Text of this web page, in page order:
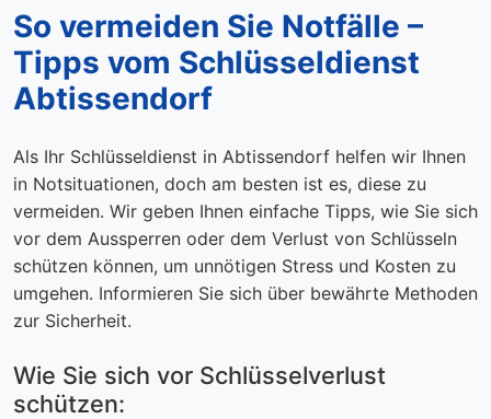
So vermeiden Sie Notfälle –
Tipps vom Schlüsseldienst
Abtissendorf
Als Ihr Schlüsseldienst in Abtissendorf helfen wir Ihnen
in Notsituationen, doch am besten ist es, diese zu
vermeiden. Wir geben Ihnen einfache Tipps, wie Sie sich
vor dem Aussperren oder dem Verlust von Schlüsseln
schützen können, um unnötigen Stress und Kosten zu
umgehen. Informieren Sie sich über bewährte Methoden
zur Sicherheit.
Wie Sie sich vor Schlüsselverlust
schützen: